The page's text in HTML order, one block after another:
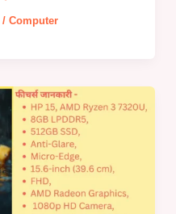
/ Computer